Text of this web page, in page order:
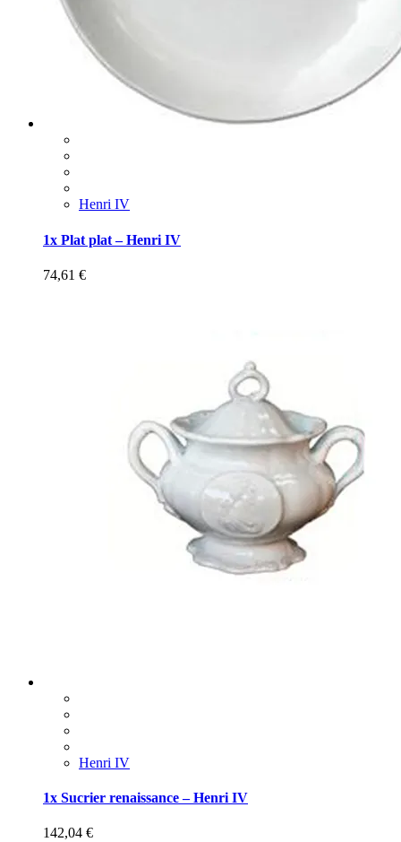
Henri IV
1x Plat plat – Henri IV
74,61 €
Henri IV
1x Sucrier renaissance – Henri IV
142,04 €